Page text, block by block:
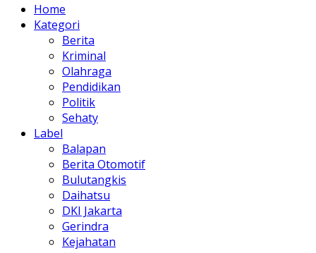
Home
Kategori
Berita
Kriminal
Olahraga
Pendidikan
Politik
Sehaty
Label
Balapan
Berita Otomotif
Bulutangkis
Daihatsu
DKI Jakarta
Gerindra
Kejahatan